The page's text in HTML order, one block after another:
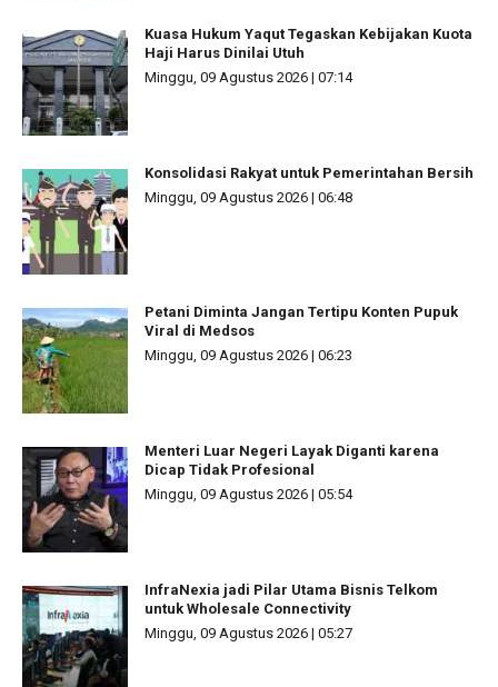
Kuasa Hukum Yaqut Tegaskan Kebijakan Kuota
Haji Harus Dinilai Utuh
Minggu, 09 Agustus 2026 | 07:14
Konsolidasi Rakyat untuk Pemerintahan Bersih
Minggu, 09 Agustus 2026 | 06:48
Petani Diminta Jangan Tertipu Konten Pupuk
Viral di Medsos
Minggu, 09 Agustus 2026 | 06:23
Menteri Luar Negeri Layak Diganti karena
Dicap Tidak Profesional
Minggu, 09 Agustus 2026 | 05:54
InfraNexia jadi Pilar Utama Bisnis Telkom
untuk Wholesale Connectivity
Minggu, 09 Agustus 2026 | 05:27